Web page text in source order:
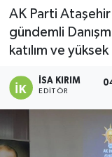
AK Parti
gündemli
katılım ve
İSA KIRIM
EDITÖR
Haber Arşivi